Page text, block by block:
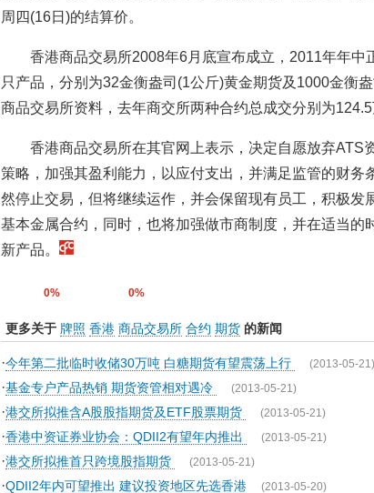
周四(16日)的结算价。
香港商品交易所2008年6月底宣布成立，2011年年中
只产品，分别为32金衡盎司(1公斤)黄金期货及1000金衡
商品交易所资料，去年商交所两种合约总成交分别为124.5
香港商品交易所在其官网上表示，决定自愿放弃ATS
策略，加强其盈利能力，以应付支出，并满足监管的财务
然停止交易，但将继续运作，并会保留现有员工，积极发
基本金属合约，同时，也将加强做市商制度，并在适当的
新产品。
0% 0%
更多关于 牌照 香港 商品交易所 合约 期货 的新闻
·今年第二批临时收储30万吨 白糖期货有望震荡上行 (2013-05-21)
·基金专户产品热销 期货资管相对遇冷 (2013-05-21)
·港交所拟推含A股股指期货及ETF股票期货 (2013-05-21)
·香港中资证券业协会：QDII2有望年内推出 (2013-05-21)
·港交所拟推首只跨境股指期货 (2013-05-21)
·QDII2年内可望推出 建议投资地区先选香港 (2013-05-20)